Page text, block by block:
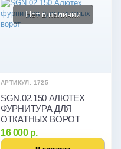
Нет в наличии
АРТИКУЛ: 1725
SGN.02.150 АЛЮТЕХ
ФУРНИТУРА ДЛЯ
ОТКАТНЫХ ВОРОТ
16 000 р.